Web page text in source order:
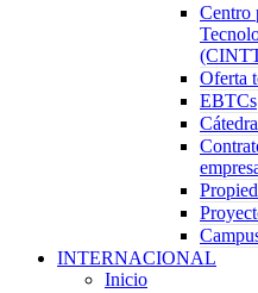
Centro
Oferta
EBTCs
INTERNACIONAL
Inicio